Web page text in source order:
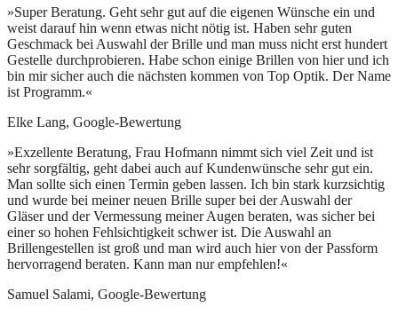
»Super Beratung. Geht sehr gut auf die eigenen Wünsche ein und
weist darauf hin wenn etwas nicht nötig ist. Haben sehr guten
Geschmack bei Auswahl der Brille und man muss nicht erst hundert
Gestelle durchprobieren. Habe schon einige Brillen von hier und ich
bin mir sicher auch die nächsten kommen von Top Optik. Der Name
ist Programm.«
Elke Lang, Google-Bewertung
»Exzellente Beratung, Frau Hofmann nimmt sich viel Zeit und ist
sehr sorgfältig, geht dabei auch auf Kundenwünsche sehr gut ein.
Man sollte sich einen Termin geben lassen. Ich bin stark kurzsichtig
und wurde bei meiner neuen Brille super bei der Auswahl der
Gläser und der Vermessung meiner Augen beraten, was sicher bei
einer so hohen Fehlsichtigkeit schwer ist. Die Auswahl an
Brillengestellen ist groß und man wird auch hier von der Passform
hervorragend beraten. Kann man nur empfehlen!«
Samuel Salami, Google-Bewertung